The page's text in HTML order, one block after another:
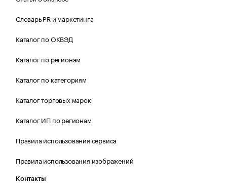
Словарь PR и маркетинга
Каталог по ОКВЭД
Каталог по регионам
Каталог по категориям
Каталог торговых марок
Каталог ИП по регионам
Правила использования сервиса
Правила использования изображений
Контакты